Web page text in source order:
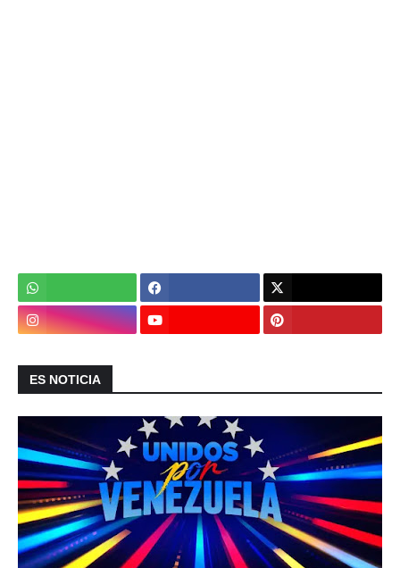
ES NOTICIA